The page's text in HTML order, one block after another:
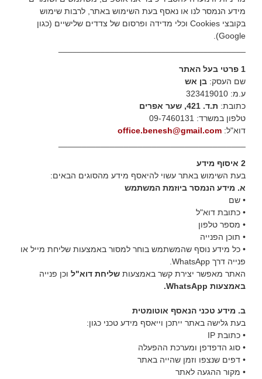
מידע הנמסר לנו או נאסף בעת השימוש באתר, לרבות שימוש
בקובצי Cookies וכלי מדידה ופרסום של צדדים שלישיים (כגון
Google).
1 פרטי בעל האתר
שם העסק: בן אש
ע.מ: 323419010
כתובת: ת.ד. 421, שער אפרים
טלפון במשרד: 09-7460131
דוא"ל: office.benesh@gmail.com
2 איסוף מידע
בעת השימוש באתר עשוי להיאסף מידע מהסוגים הבאים:
א. מידע הנמסר ביוזמת המשתמש
• שם
• כתובת דוא"ל
• מספר טלפון
• תוכן הפנייה
• כל מידע נוסף שהמשתמש בוחר למסור באמצעות שליחת מייל או
פנייה דרך WhatsApp.
האתר מאפשר יצירת קשר באמצעות שליחת דוא"ל וכן פנייה
באמצעות WhatsApp.
ב. מידע טכני הנאסף אוטומטית
בעת גלישה באתר ייתכן וייאסף מידע טכני כגון:
• כתובת IP
• סוג הדפדפן ומערכת ההפעלה
• דפים שנצפו וזמן שהייה באתר
• מקור ההגעה לאתר